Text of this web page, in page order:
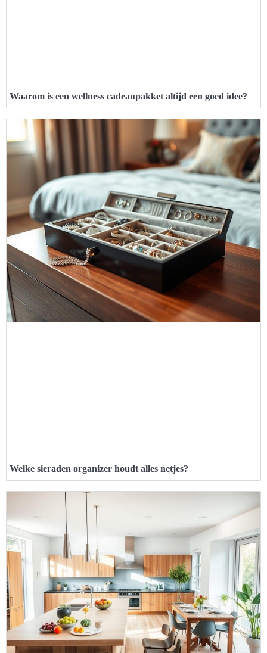
Waarom is een wellness cadeaupakket altijd een goed idee?
Welke sieraden organizer houdt alles netjes?